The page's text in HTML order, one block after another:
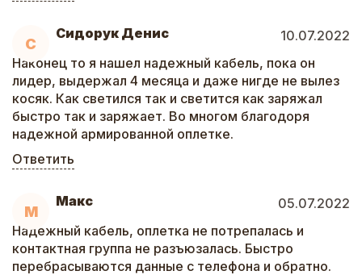
С
Сидорук Денис
10.07.2022
Наконец то я нашел надежный кабель, пока он
лидер, выдержал 4 месяца и даже нигде не вылез
косяк. Как светился так и светится как заряжал
быстро так и заряжает. Во многом благодоря
надежной армированной оплетке.
Ответить
М
Макс
05.07.2022
Надежный кабель, оплетка не потрепалась и
контактная группа не разъюзалась. Быстро
перебрасываются данные с телефона и обратно.